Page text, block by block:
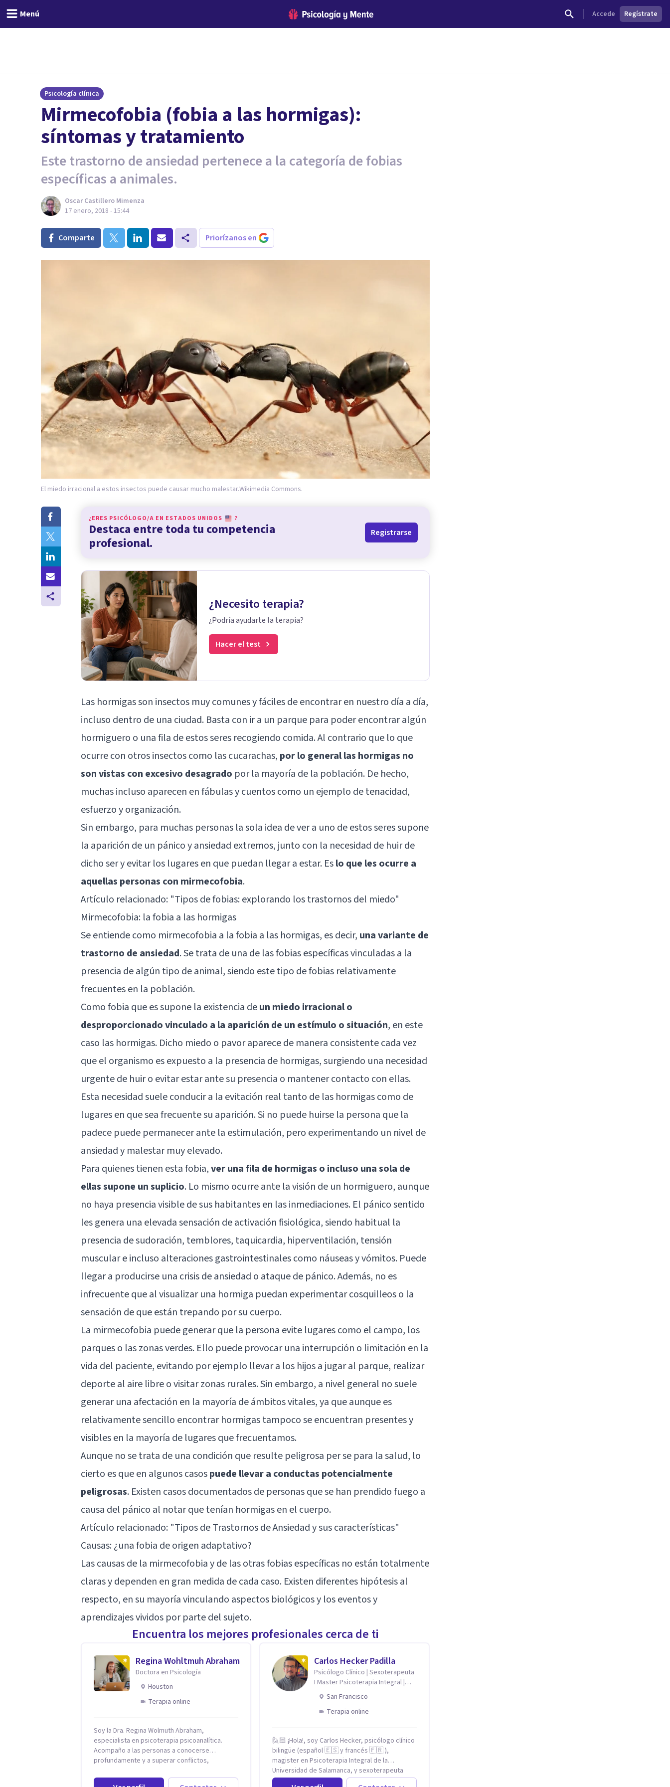
Menú Accede Regístrate
Psicología clínica
Mirmecofobia (fobia a las hormigas):
síntomas y tratamiento
Este trastorno de ansiedad pertenece a la categoría de fobias
específicas a animales.
Oscar Castillero Mimenza
17 enero, 2018 - 15:44
Comparte Priorízanos en
El miedo irracional a estos insectos puede causar mucho malestar.Wikimedia Commons.
¿ERES PSICÓLOGO/A EN ESTADOS UNIDOS ?
Destaca entre toda tu competencia
profesional.
Registrarse
¿Necesito terapia?
¿Podría ayudarte la terapia?
Hacer el test
Las hormigas son insectos muy comunes y fáciles de encontrar en nuestro día a día,
incluso dentro de una ciudad. Basta con ir a un parque para poder encontrar algún
hormiguero o una fila de estos seres recogiendo comida. Al contrario que lo que
ocurre con otros insectos como las cucarachas, por lo general las hormigas no
son vistas con excesivo desagrado por la mayoría de la población. De hecho,
muchas incluso aparecen en fábulas y cuentos como un ejemplo de tenacidad,
esfuerzo y organización.
Sin embargo, para muchas personas la sola idea de ver a uno de estos seres supone
la aparición de un pánico y ansiedad extremos, junto con la necesidad de huir de
dicho ser y evitar los lugares en que puedan llegar a estar. Eslo que les ocurre a
aquellas personas con mirmecofobia.
Artículo relacionado: "Tipos de fobias: explorando los trastornos del miedo"
Mirmecofobia: la fobia a las hormigas
Se entiende como mirmecofobia a la fobia a las hormigas, es decir, una variante de
trastorno de ansiedad. Se trata de una de las fobias específicas vinculadas a la
presencia de algún tipo de animal, siendo este tipo de fobias relativamente
frecuentes en la población.
Como fobia que es supone la existencia deun miedo irracional o
desproporcionado vinculado a la aparición de un estímulo o situación, en este
caso las hormigas. Dicho miedo o pavor aparece de manera consistente cada vez
que el organismo es expuesto a la presencia de hormigas, surgiendo una necesidad
urgente de huir o evitar estar ante su presencia o mantener contacto con ellas.
Esta necesidad suele conducir a la evitación real tanto de las hormigas como de
lugares en que sea frecuente su aparición. Si no puede huirse la persona que la
padece puede permanecer ante la estimulación, pero experimentando un nivel de
ansiedad y malestar muy elevado.
Para quienes tienen esta fobia,ver una fila de hormigas o incluso una sola de
ellas supone un suplicio. Lo mismo ocurre ante la visión de un hormiguero, aunque
no haya presencia visible de sus habitantes en las inmediaciones. El pánico sentido
les genera una elevada sensación de activación fisiológica, siendo habitual la
presencia de sudoración, temblores, taquicardia, hiperventilación, tensión
muscular e incluso alteraciones gastrointestinales como náuseas y vómitos. Puede
llegar a producirse una crisis de ansiedad o ataque de pánico. Además, no es
infrecuente que al visualizar una hormiga puedan experimentar cosquilleos o la
sensación de que están trepando por su cuerpo.
La mirmecofobia puede generar que la persona evite lugares como el campo, los
parques o las zonas verdes. Ello puede provocar una interrupción o limitación en la
vida del paciente, evitando por ejemplo llevar a los hijos a jugar al parque, realizar
deporte al aire libre o visitar zonas rurales. Sin embargo, a nivel general no suele
generar una afectación en la mayoría de ámbitos vitales, ya que aunque es
relativamente sencillo encontrar hormigas tampoco se encuentran presentes y
visibles en la mayoría de lugares que frecuentamos.
Aunque no se trata de una condición que resulte peligrosa per se para la salud, lo
cierto es que en algunos casospuede llevar a conductas potencialmente
peligrosas. Existen casos documentados de personas que se han prendido fuego a
causa del pánico al notar que tenían hormigas en el cuerpo.
Artículo relacionado: "Tipos de Trastornos de Ansiedad y sus características"
Causas: ¿una fobia de origen adaptativo?
Las causas de la mirmecofobia y de las otras fobias específicas no están totalmente
claras y dependen en gran medida de cada caso. Existen diferentes hipótesis al
respecto, en su mayoría vinculando aspectos biológicos y los eventos y
aprendizajes vividos por parte del sujeto.
Encuentra los mejores profesionales cerca de ti
Regina Wohltmuh Abraham
Doctora en Psicología
Houston
Terapia online
Soy la Dra. Regina Wolmuth Abraham,
especialista en psicoterapia psicoanalítica.
Acompaño a las personas a conocerse
profundamente y a superar conflictos,
su calidad de vida. He trabajado en reconocidas
Carlos Hecker Padilla
Psicólogo Clínico | Sexoterapeuta
I Master Psicoterapia Integral |
Terapeuta de Pareja
San Francisco
Terapia online
🙋🏻 ¡Hola!, soy Carlos Hecker, psicólogo clínico
bilingüe (español 🇪🇸 y francés 🇫🇷 ),
magister en Psicoterapia Integral de la
Universidad de Salamanca, y sexoterapeuta
certificado en Francia. Trabajo con personas